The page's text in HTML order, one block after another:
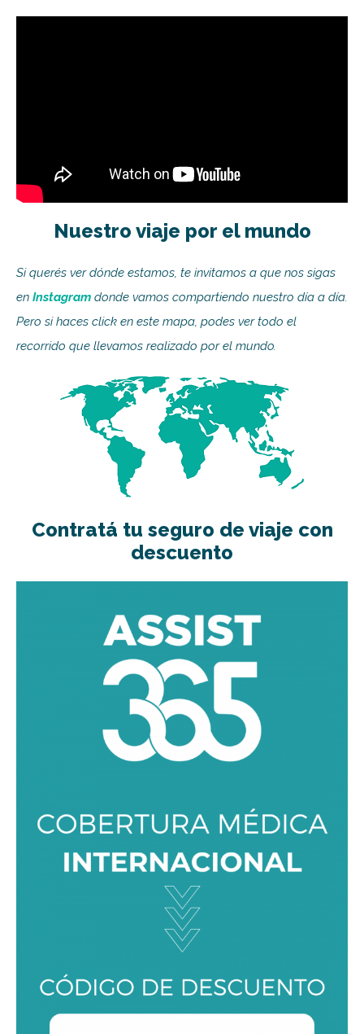
Nuestro viaje por el mundo
Si querés ver dónde estamos, te invitamos a que nos sigas
en Instagram donde vamos compartiendo nuestro día a día.
Pero si haces click en este mapa, podes ver todo el
recorrido que llevamos realizado por el mundo.
Contratá tu seguro de viaje con
descuento